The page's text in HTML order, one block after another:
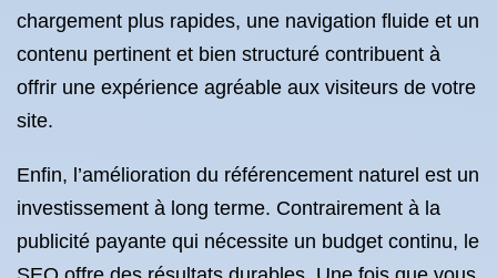
chargement plus rapides, une navigation fluide et un
contenu pertinent et bien structuré contribuent à
offrir une expérience agréable aux visiteurs de votre
site.
Enfin, l’amélioration du référencement naturel est un
investissement à long terme. Contrairement à la
publicité payante qui nécessite un budget continu, le